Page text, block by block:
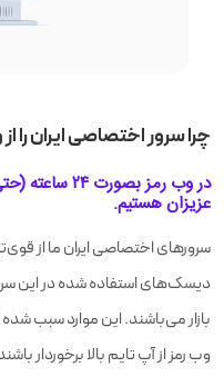
چرا سرور اختصاصی ایران را
در وب رمز
عزیزان هستیم.
سرورهای اختصاصی ایران ما از
دیسک‌های استفاده شده در این
بازار می‌باشند. این موارد سبب
وب رمز از آپ تایم بالا برخوردار